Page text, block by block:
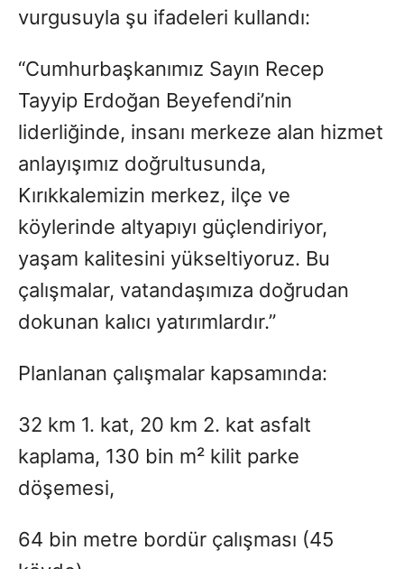
vurgusuyla şu ifadeleri kullandı:
“Cumhurbaşkanımız Sayın Recep
Tayyip Erdoğan Beyefendi’nin
liderliğinde, insanı merkeze alan hizmet
anlayışımız doğrultusunda,
Kırıkkalemizin merkez, ilçe ve
köylerinde altyapıyı güçlendiriyor,
yaşam kalitesini yükseltiyoruz. Bu
çalışmalar, vatandaşımıza doğrudan
dokunan kalıcı yatırımlardır.”
Planlanan çalışmalar kapsamında:
32 km 1. kat, 20 km 2. kat asfalt
kaplama, 130 bin m² kilit parke
döşemesi,
64 bin metre bordür çalışması (45